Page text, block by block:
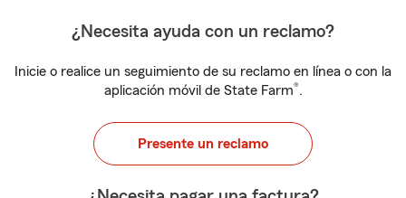
¿Necesita ayuda con un reclamo?
Inicie o realice un seguimiento de su reclamo en línea o con la
aplicación móvil de State Farm®.
Presente un reclamo